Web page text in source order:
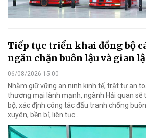
Tiếp tục triển khai đồng bộ
ngăn chặn buôn lậu và gian
06/08/2026 15:00
Nhằm giữ vững an ninh kinh tế, trật tự an
thương mại lành mạnh, ngành Hải quan sẽ
bộ, xác định công tác đấu tranh chống
xuyên, bền bỉ, liên tục…